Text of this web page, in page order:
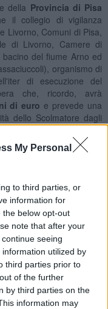
My Personal
to third parties, or
information for
the below opt-out
note that after your
seeing
utilized by
third parties prior to
of the further
by third parties on the
information may
della Provincia di Pisa
il collegio di vigilanza
Livorno, Comuni di Pisa,
di Livorno, Camere di
del fiume Arno ed
organismo di
di esecuzione del
che, ricordo, avrà
di euro e prevede una
dello Scolmatore dagli
portata di 1200, la
di una stazione di
di deflusso assai
nel progetto originario
a seguito dell’utilizzo
oggi si aggira tra i
Pisa è stata chiamata a
allo sviluppo delle opere
idraulica del Canale